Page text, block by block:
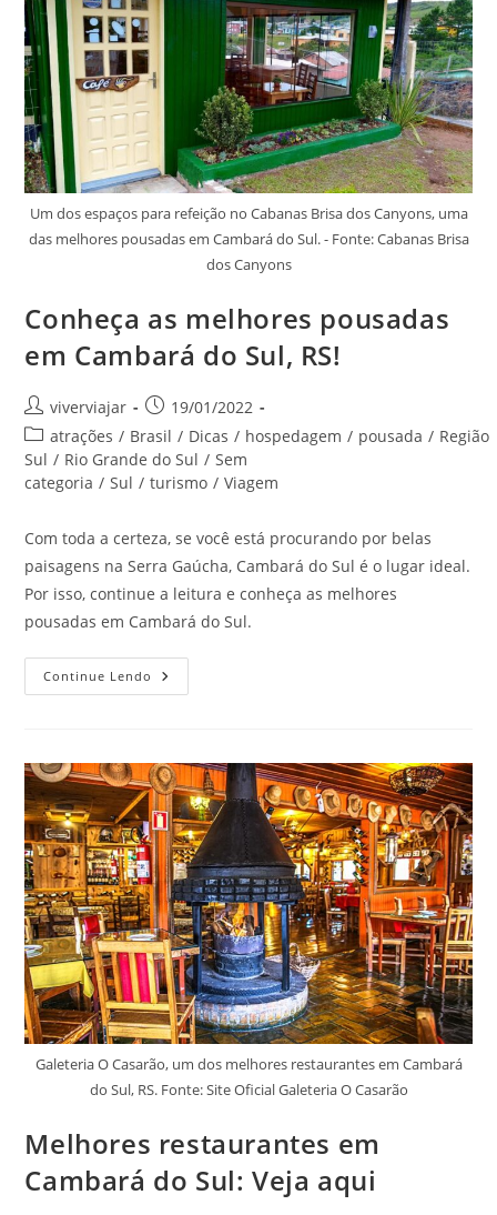
Um dos espaços para refeição no Cabanas Brisa dos Canyons, uma
das melhores pousadas em Cambará do Sul. - Fonte: Cabanas Brisa
dos Canyons
Conheça as melhores pousadas
em Cambará do Sul, RS!
Autor
do
post:
viverviajar
Post
publicado:
19/01/2022
Categoria
do
post:
atrações / Brasil / Dicas / hospedagem / pousada / Região
Sul / Rio Grande do Sul / Sem
categoria / Sul / turismo / Viagem
Com toda a certeza, se você está procurando por belas
paisagens na Serra Gaúcha, Cambará do Sul é o lugar ideal.
Por isso, continue a leitura e conheça as melhores
pousadas em Cambará do Sul.
Continue Lendo Conheça
As
Do
Sul,
RS!
Galeteria O Casarão, um dos melhores restaurantes em Cambará
do Sul, RS. Fonte: Site Oficial Galeteria O Casarão
Melhores restaurantes em
Cambará do Sul: Veja aqui